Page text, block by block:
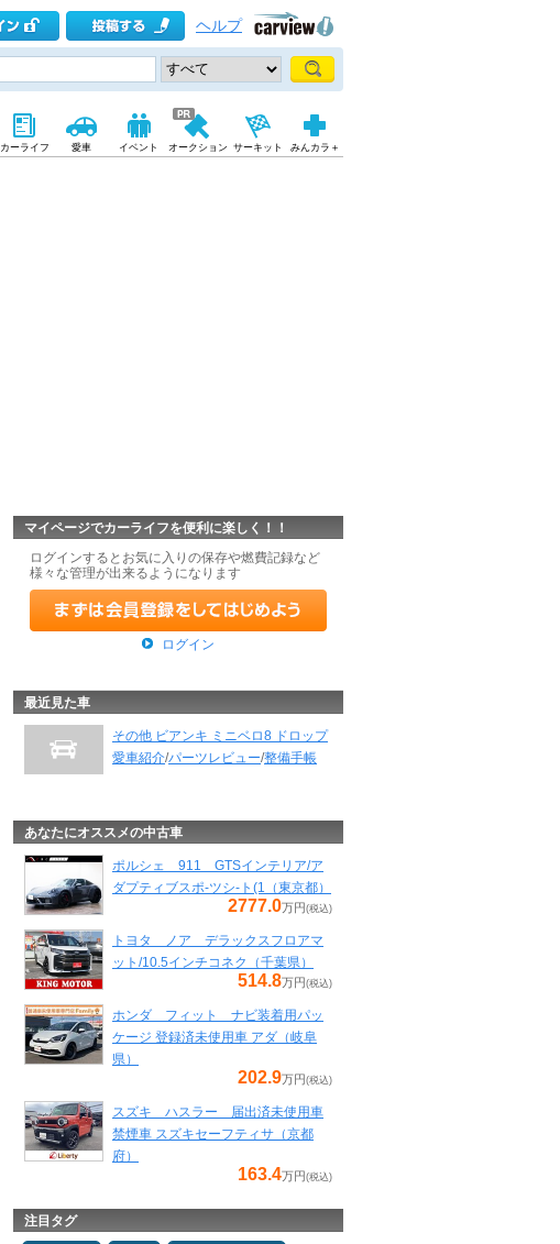
ヘルプ
カーライフ 愛車 イベント オークション サーキット みんカラ＋
マイページでカーライフを便利に楽しく！！
ログインするとお気に入りの保存や燃費記録など
様々な管理が出来るようになります
ログイン
最近見た車
その他 ビアンキ ミニベロ8 ドロップ
愛車紹介/パーツレビュー/整備手帳
あなたにオススメの中古車
ポルシェ 911 GTSインテリア/ア
ダプティブスポ-ツシ-ト(1（東京都）
2777.0万円 (税込)
トヨタ ノア デラックスフロアマ
ット/10.5インチコネク（千葉県）
514.8万円 (税込)
ホンダ フィット ナビ装着用パッ
ケージ 登録済未使用車 アダ（岐阜
県）
202.9万円 (税込)
スズキ ハスラー 届出済未使用車
禁煙車 スズキセーフティサ（京都
府）
163.4万円 (税込)
注目タグ